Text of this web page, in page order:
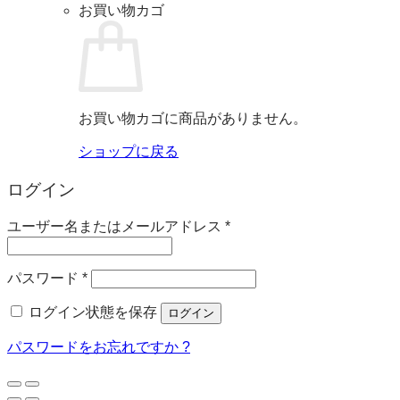
お買い物カゴ
お買い物カゴに商品がありません。
ショップに戻る
ログイン
ユーザー名またはメールアドレス *必
パスワード *必
ログイン状態を保存
ログイン
パスワードをお忘れですか ?